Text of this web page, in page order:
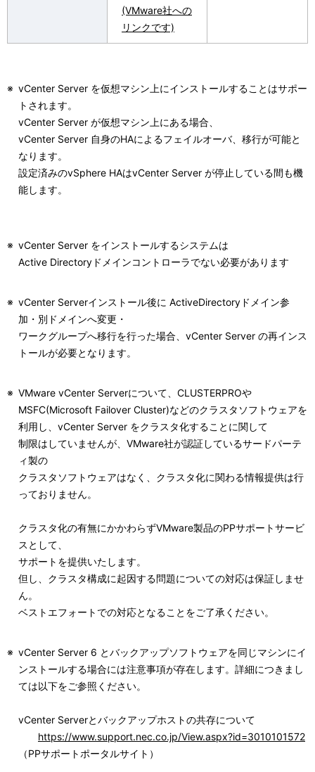
(VMware社への
リンクです)
※ vCenter Server を仮想マシン上にインストールすることはサポー
トされます。
vCenter Server が仮想マシン上にある場合、
vCenter Server 自身のHAによるフェイルオーバ、移行が可能と
なります。
設定済みのvSphere HAはvCenter Server が停止している間も機
能します。
※ vCenter Server をインストールするシステムは
Active Directoryドメインコントローラでない必要があります
※ vCenter Serverインストール後に ActiveDirectoryドメイン参
加・別ドメインへ変更・
ワークグループへ移行を行った場合、vCenter Server の再インス
トールが必要となります。
※ VMware vCenter Serverについて、CLUSTERPROや
MSFC(Microsoft Failover Cluster)などのクラスタソフトウェアを
利用し、vCenter Server をクラスタ化することに関して
制限はしていませんが、VMware社が認証しているサードパーテ
ィ製の
クラスタソフトウェアはなく、クラスタ化に関わる情報提供は行
っておりません。
クラスタ化の有無にかかわらずVMware製品のPPサポートサービ
スとして、
サポートを提供いたします。
但し、クラスタ構成に起因する問題についての対応は保証しませ
ん。
ベストエフォートでの対応となることをご了承ください。
※ vCenter Server 6 とバックアップソフトウェアを同じマシンにイ
ンストールする場合には注意事項が存在します。詳細につきまし
ては以下をご参照ください。
vCenter Serverとバックアップホストの共存について
https://www.support.nec.co.jp/View.aspx?id=3010101572
（PPサポートポータルサイト）